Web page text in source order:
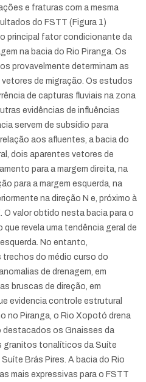
e fraturas com a mesma
do FSTT (Figura 1)
principal fator condicionante da
na bacia do Rio Piranga. Os
provavelmente determinam as
de migração. Os estudos
de capturas fluviais na zona
evidências de influências
servem de subsídio para
aos afluentes, a bacia do
dois aparentes vetores de
para a margem direita, na
para a margem esquerda, na
na direção N e, próximo à
O valor obtido nesta bacia para o
que revela uma tendência geral de
No entanto,
do médio curso do
de drenagem, em
bruscas de direção, em
evidencia controle estrutural
no Piranga, o Rio Xopotó drena
destacados os Gnaisses da
granitos tonalíticos da Suíte
Brás Pires. A bacia do Rio
mais expressivas para o FSTT